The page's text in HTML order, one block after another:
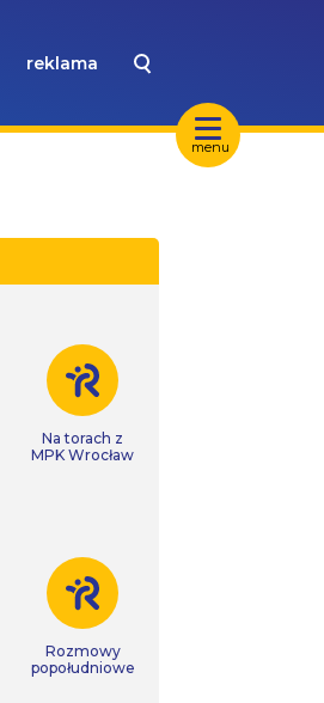
menu
reklama
Na torach z
MPK Wrocław
Rozmowy
popołudniowe